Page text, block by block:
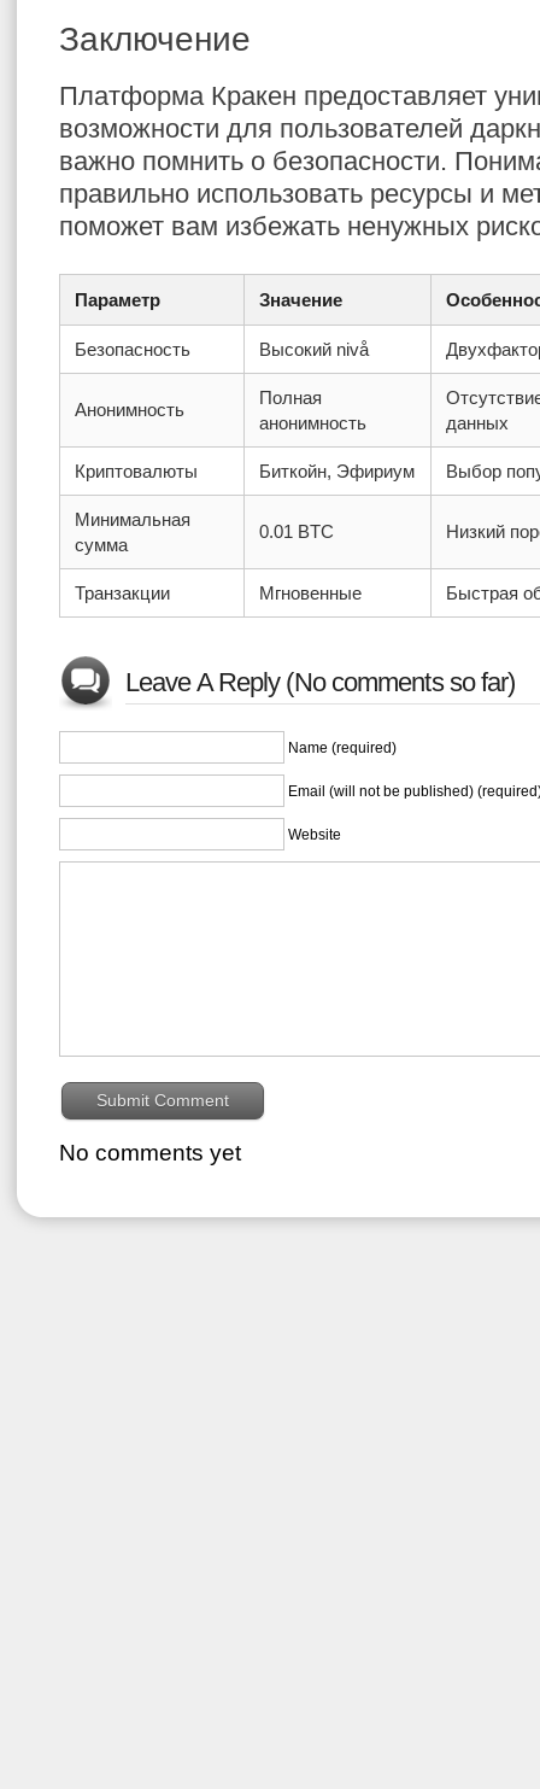
Заключение
Платформа Кракен предоставляет
возможности для пользователей
важно помнить о безопасности.
правильно использовать ресурсы и
поможет вам избежать ненужных
Параметр Значение
Безопасность Высокий nivå
Анонимность
Полная
анонимность
данных
Криптовалюты Биткойн, Эфириум Выбор
Минимальная
сумма
0.01 BTC Низкий
Транзакции Мгновенные Быстрая
Leave A Reply (No comments so far)
Name (required)
Email (will not be published)
Website
No comments yet